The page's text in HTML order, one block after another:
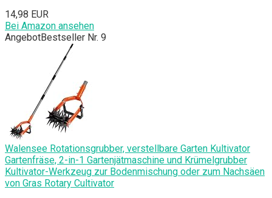
14,98 EUR
Bei Amazon ansehen
AngebotBestseller Nr. 9
Walensee Rotationsgrubber, verstellbare Garten Kultivator
Gartenfräse, 2-in-1 Gartenjätmaschine und Krümelgrubber
Kultivator-Werkzeug zur Bodenmischung oder zum Nachsäen
von Gras Rotary Cultivator